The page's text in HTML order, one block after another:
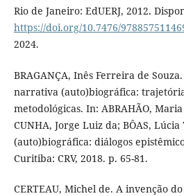
Rio de Janeiro: EdUERJ, 2012.
https://doi.org/10.7476/
2024.
BRAGANÇA, Inês Ferreira de
narrativa (auto)biográfica:
metodológicas. In: ABRAHÃO,
CUNHA, Jorge Luiz da; BÔAS, Lúcia
(auto)biográfica: diálogos
Curitiba: CRV, 2018. p. 65-81.
CERTEAU, Michel de. A invenção